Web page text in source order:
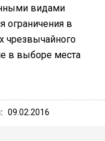
видами
ограничения в
чрезвычайного
в выборе места
09.02.2016